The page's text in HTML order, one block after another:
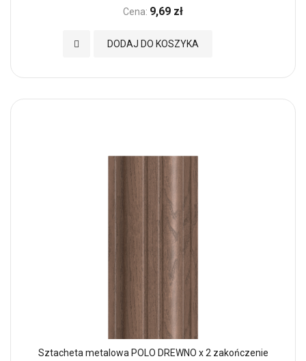
Cena: 9,69 zł
DODAJ DO KOSZYKA
Dodaj do Ulubionych
Sztacheta metalowa POLO DREWNO x 2 zakończenie